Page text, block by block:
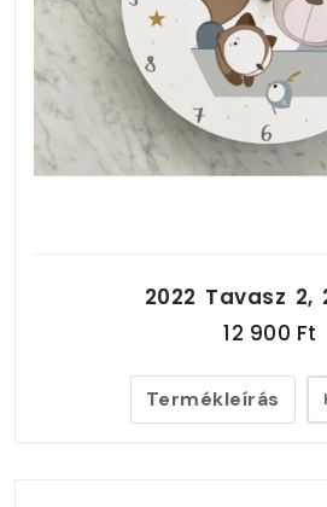
2022 Tavasz 2,
12 900 Ft
Termékleírás